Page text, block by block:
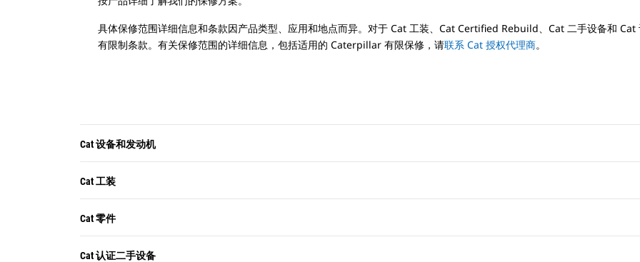
具体保修范围详细信息和条款因产品类型、应用和地点而异。对于 Cat 工装、Cat Certified Rebuild、Cat 二手设备和
有限制条款。有关保修范围的详细信息，包括适用的 Caterpillar 有限保修，请联系 Cat 授权代理商。
Cat 设备和发动机
Cat 工装
Cat 零件
Cat 认证二手设备